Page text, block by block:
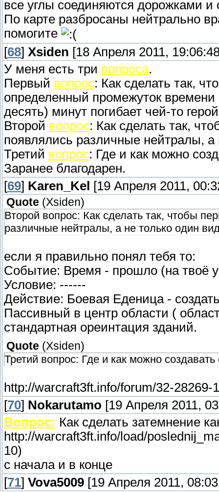
все углы соединяются дорожками и
По карте разбросаны нейтрально
помогите
[68] Xsiden [18 Апреля 2011,
У меня есть три вопроса.
Первый вопрос: Как сделать так,
определенный промежуток
десять) минут погибает чей-то
Второй вопрос: Как сделать так,
появлялись различные нейтралы, а
Третий вопрос: Где и как можно
Заранее благодарен.
[69] Karen_Kel [19 Апреля 2011,
Quote (Xsiden)
Второй вопрос: Как сделать так, чтобы
различные нейтралы, а не только один
если я правильно понял тебя то:
Событие: Время - прошло (на твоё
Условие: ------
Действие: Боевая Еденица -
Пассивный в центр области (
стандартная ореинтация зданий.
Quote (Xsiden)
Третий вопрос: Где и как можно
http://warcraft3ft.info/forum/32-28269-1
[70] Nokarutamo [19 Апреля 2011,
Вопрос: Как сделать затемнение
http://warcraft3ft.info/load/
10)
с начала и в конце
[71] Vova5009 [19 Апреля 2011,